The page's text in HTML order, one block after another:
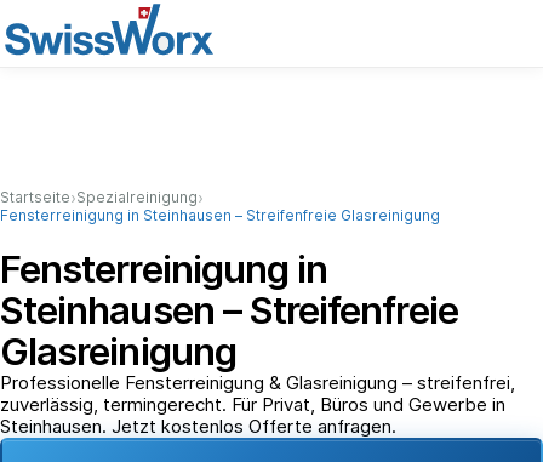
Startseite›Spezialreinigung›
Fensterreinigung in Steinhausen – Streifenfreie Glasreinigung
Fensterreinigung in
Steinhausen – Streifenfreie
Glasreinigung
Professionelle Fensterreinigung & Glasreinigung – streifenfrei,
zuverlässig, termingerecht. Für Privat, Büros und Gewerbe in
Steinhausen. Jetzt kostenlos Offerte anfragen.